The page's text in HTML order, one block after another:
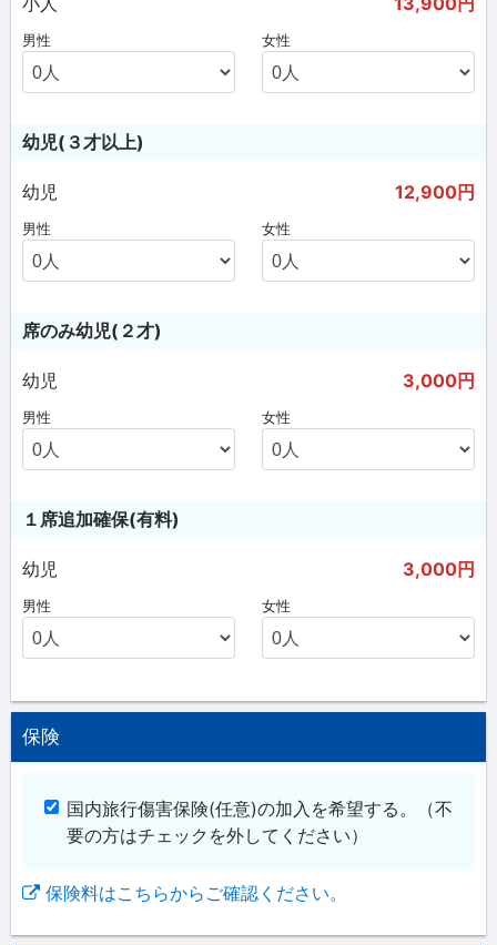
男性 女性
幼児(３才以上)
幼児 12,900円
男性 女性
席のみ幼児(２才)
幼児 3,000円
男性 女性
１席追加確保(有料)
幼児 3,000円
男性 女性
保険
国内旅行傷害保険(任意)の加入を希望する。
（不
要の方はチェックを外してください）
保険料はこちらからご確認ください。